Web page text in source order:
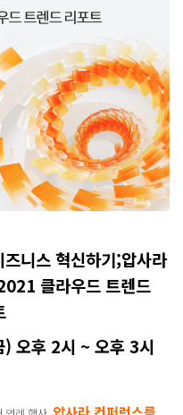
니스 혁신하기;압사라
클라우드 트렌드
오후 2시 ~ 오후 3시